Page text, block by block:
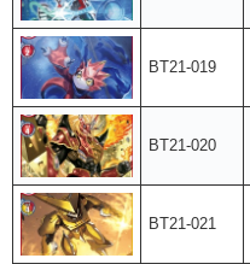
BT21-019
BT21-020
BT21-021